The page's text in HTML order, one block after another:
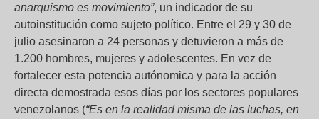
anarquismo es movimiento”, un indicador de su
autoinstitución como sujeto político. Entre el 29 y 30 de
julio asesinaron a 24 personas y detuvieron a más de
1.200 hombres, mujeres y adolescentes. En vez de
fortalecer esta potencia autónomica y para la acción
directa demostrada esos días por los sectores populares
venezolanos (“Es en la realidad misma de las luchas, en